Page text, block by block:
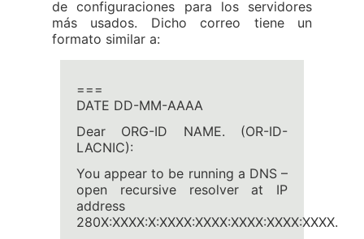
de configuraciones para los servidores
más usados. Dicho correo tiene un
formato similar a:
===
DATE DD-MM-AAAA
Dear ORG-ID NAME. (OR-ID-
LACNIC):
You appear to be running a DNS –
open recursive resolver at IP
address
280X:XXXX:X:XXXX:XXXX:XXXX:XXXX:XXXX.